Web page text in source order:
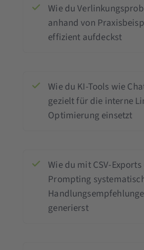
Wie du
anhand von
effizient aufdeckst
Wie du KI-Tools wie
gezielt für die interne
Optimierung einsetzt
Wie du mit CSV-
Prompting
generierst